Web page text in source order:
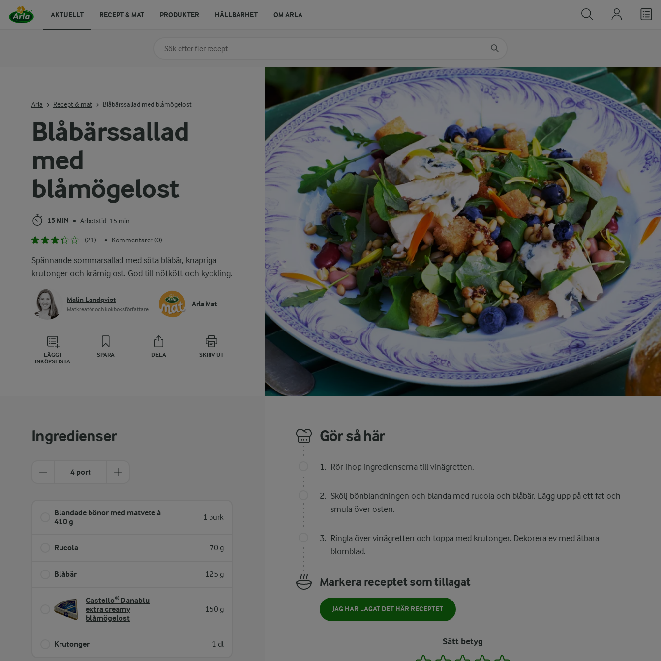
Blåbärssallad
med
blåmögelost
15 MIN • Arbetstid: 15 min
(21) • Kommentarer (0)
Spännande sommarsallad med söta blåbär, knapriga
krutonger och krämig ost. God till nötkött och kyckling.
Malin Landqvist
Matkreatör och kokboksförfattare
Arla Mat
LÄGG I
INKÖPSLISTA
SPARA DELA SKRIV UT
Arla Recept & mat Blåbärssallad med blåmögelost
Ingredienser
4 port
Blandade bönor med matvete à
410 g
1 burk
Rucola 70 g
Blåbär 125 g
Castello® Danablu
extra creamy
blåmögelost
150 g
Krutonger 1 dl
Gör så här
Rör ihop ingredienserna till vinägretten.
Skölj bönblandningen och blanda med rucola och blåbär. Lägg upp på ett fat och
smula över osten.
Ringla över vinägretten och toppa med krutonger. Dekorera ev med ätbara
blomblad.
Markera receptet som tillagat
JAG HAR LAGAT DET HÄR RECEPTET
Sätt betyg
1 2 3 4
Sök på kategori eller ingrediens
AKTUELLT RECEPT & MAT PRODUKTER HÅLLBARHET OM ARLA